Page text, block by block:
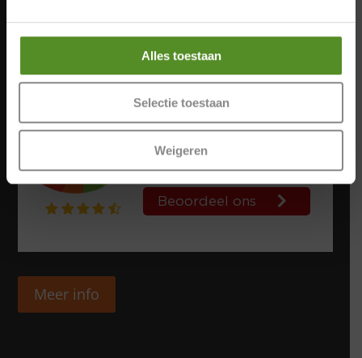
Alles toestaan
Selectie toestaan
Weigeren
Zondag: 12:00 – 17:00
Meer info